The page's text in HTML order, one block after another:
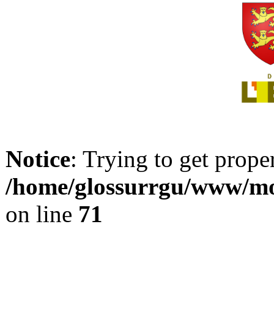
Notice: Trying to get
/home/glossurrgu/www/
on line 71